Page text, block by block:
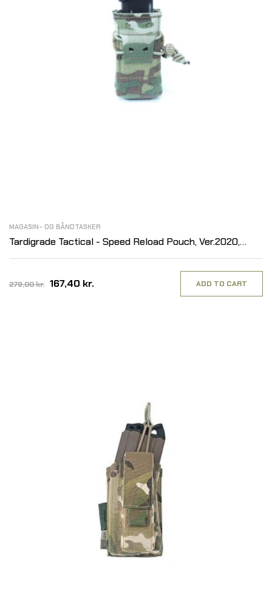
MAGASIN- OG BÅNDTASKER
Tardigrade Tactical - Speed Reload Pouch, Ver.2020,
Pistol, 9mm
279,00 kr. 167,40 kr. ADD TO CART